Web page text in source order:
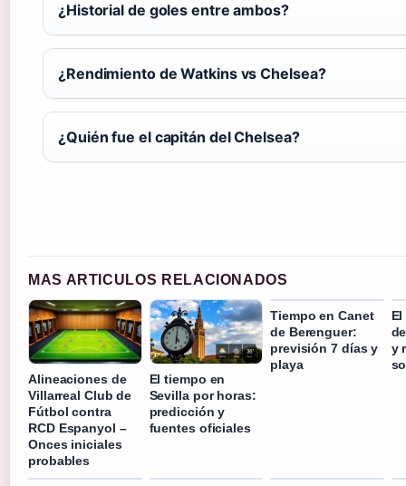
¿Historial de goles entre ambos?
¿Rendimiento de Watkins vs Chelsea?
¿Quién fue el capitán del Chelsea?
MAS ARTICULOS RELACIONADOS
Alineaciones de
Villarreal Club de
Fútbol contra
RCD Espanyol –
Onces iniciales
probables
El tiempo en
Sevilla por horas:
predicción y
fuentes oficiales
Tiempo en Canet
de Berenguer:
previsión 7 días y
playa
y